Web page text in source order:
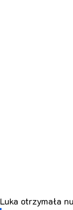
Luka otrzymała